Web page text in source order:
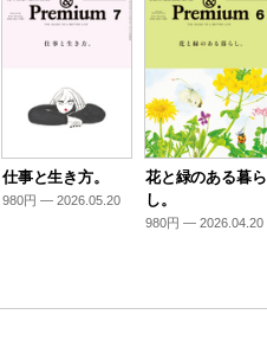
仕事と生き方。
980円 — 2026.05.20
花と緑のある暮ら
し。
980円 — 2026.04.20